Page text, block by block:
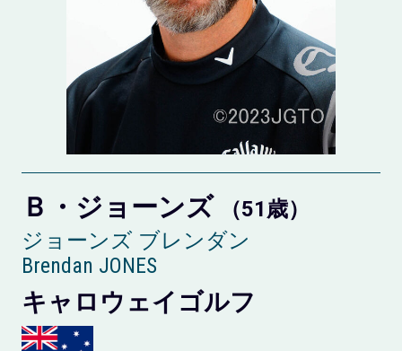
Ｂ・ジョーンズ
（51歳）
ジョーンズ ブレンダン
Brendan JONES
キャロウェイゴルフ